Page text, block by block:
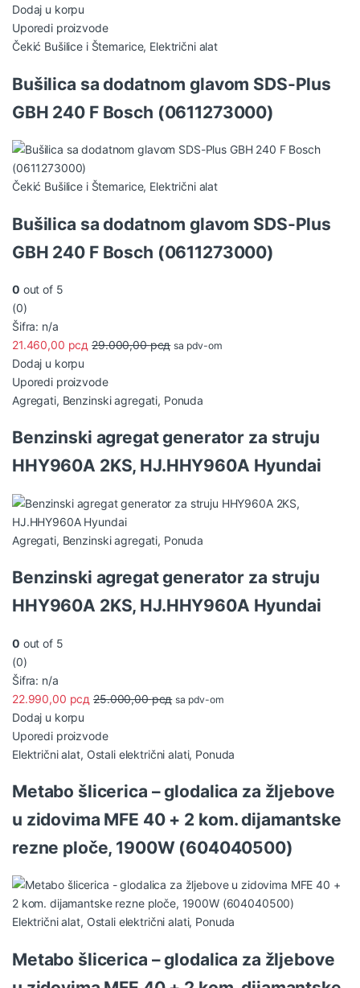
Dodaj u korpu
Uporedi proizvode
Čekić Bušilice i Štemarice, Električni alat
Bušilica sa dodatnom glavom SDS-Plus
GBH 240 F Bosch (0611273000)
Čekić Bušilice i Štemarice, Električni alat
Bušilica sa dodatnom glavom SDS-Plus
GBH 240 F Bosch (0611273000)
0 out of 5
(0)
Šifra: n/a
21.460,00 рсд 29.000,00рсд sa pdv-om
Dodaj u korpu
Uporedi proizvode
Agregati, Benzinski agregati, Ponuda
Benzinski agregat generator za struju
HHY960A 2KS, HJ.HHY960A Hyundai
Agregati, Benzinski agregati, Ponuda
Benzinski agregat generator za struju
HHY960A 2KS, HJ.HHY960A Hyundai
0 out of 5
(0)
Šifra: n/a
22.990,00 рсд 25.000,00рсд sa pdv-om
Dodaj u korpu
Uporedi proizvode
Električni alat, Ostali električni alati, Ponuda
Metabo šlicerica – glodalica za žljebove
u zidovima MFE 40 + 2 kom. dijamantske
rezne ploče, 1900W (604040500)
Električni alat, Ostali električni alati, Ponuda
Metabo šlicerica – glodalica za žljebove